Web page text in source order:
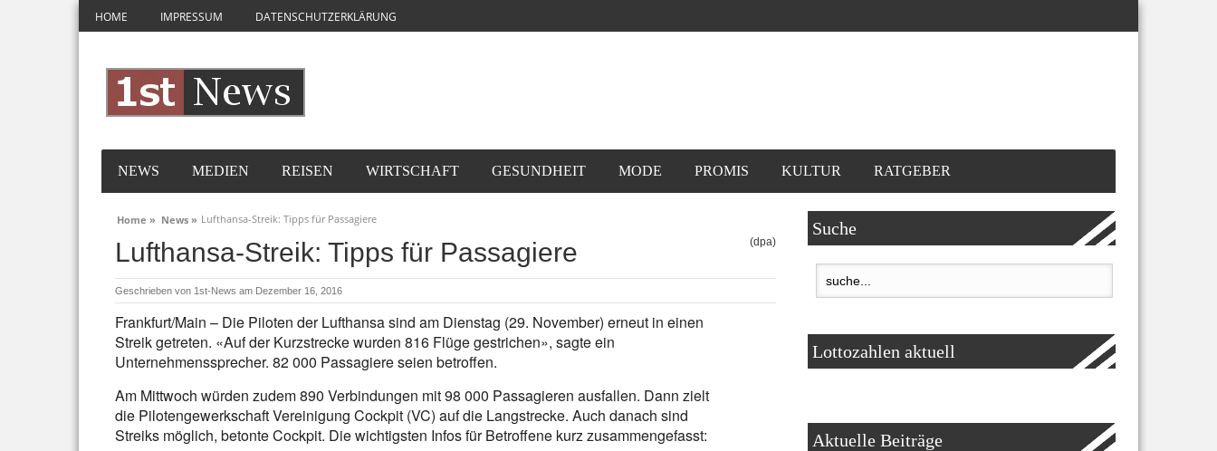
HOME IMPRESSUM DATENSCHUTZERKLÄRUNG
NEWS MEDIEN REISEN WIRTSCHAFT GESUNDHEIT MODE PROMIS KULTUR RATGEBER
Home » News » Lufthansa-Streik: Tipps für Passagiere
Lufthansa-Streik: Tipps für Passagiere (dpa)
Geschrieben von 1st-News am Dezember 16, 2016
Frankfurt/Main – Die Piloten der Lufthansa sind am Dienstag (29. November) erneut in einen
Streik getreten. «Auf der Kurzstrecke wurden 816 Flüge gestrichen», sagte ein
Unternehmenssprecher. 82 000 Passagiere seien betroffen.
Am Mittwoch würden zudem 890 Verbindungen mit 98 000 Passagieren ausfallen. Dann zielt
die Pilotengewerkschaft Vereinigung Cockpit (VC) auf die Langstrecke. Auch danach sind
Streiks möglich, betonte Cockpit. Die wichtigsten Infos für Betroffene kurz zusammengefasst:
Suche
Lottozahlen aktuell
Aktuelle Beiträge